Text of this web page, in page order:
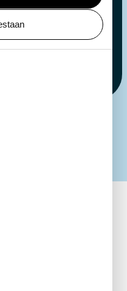
met natuur, voor een